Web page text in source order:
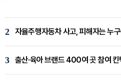
2 자율주행자동차 사고, 피해자는 누
3 출산·육아 브랜드 400여 곳 참여